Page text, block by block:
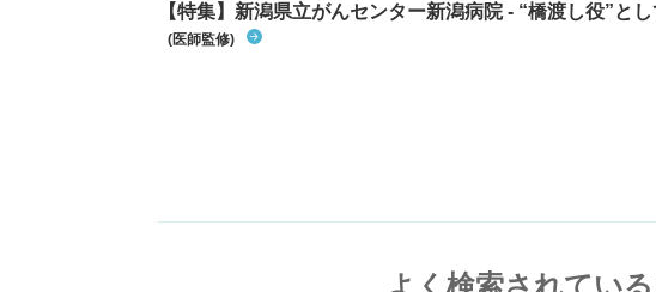
【特集】新潟県立がんセンター新潟病院 - “橋渡し役”と
(医師監修)